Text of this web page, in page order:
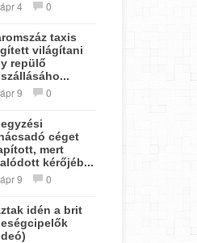
ápr 4 0
taxis
világítani
repülő
ápr 9 0
céget
mert
kérőjéb...
ápr 9 0
idén a brit